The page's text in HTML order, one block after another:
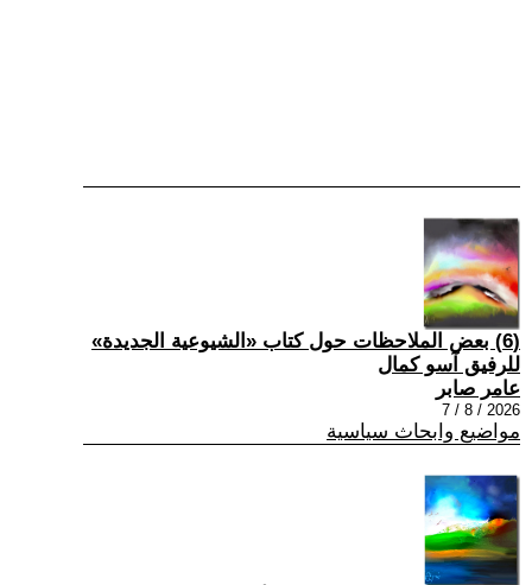
(6) بعض الملاحظات حول كتاب «الشيوعية الجديدة»
للرفيق آسو كمال
عامر صابر
2026 / 8 / 7
مواضيع وابحاث سياسية